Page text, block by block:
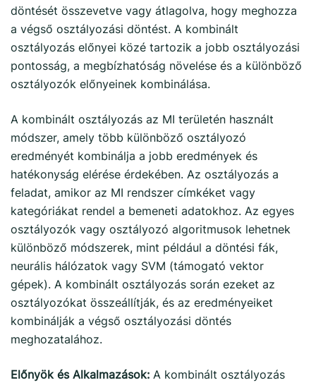
döntését összevetve vagy átlagolva, hogy meghozza
a végső osztályozási döntést. A kombinált
osztályozás előnyei közé tartozik a jobb osztályozási
pontosság, a megbízhatóság növelése és a különböző
osztályozók előnyeinek kombinálása.
A kombinált osztályozás az MI területén használt
módszer, amely több különböző osztályozó
eredményét kombinálja a jobb eredmények és
hatékonyság elérése érdekében. Az osztályozás a
feladat, amikor az MI rendszer címkéket vagy
kategóriákat rendel a bemeneti adatokhoz. Az egyes
osztályozók vagy osztályozó algoritmusok lehetnek
különböző módszerek, mint például a döntési fák,
neurális hálózatok vagy SVM (támogató vektor
gépek). A kombinált osztályozás során ezeket az
osztályozókat összeállítják, és az eredményeiket
kombinálják a végső osztályozási döntés
meghozatalához.
Előnyök és Alkalmazások: A kombinált osztályozás